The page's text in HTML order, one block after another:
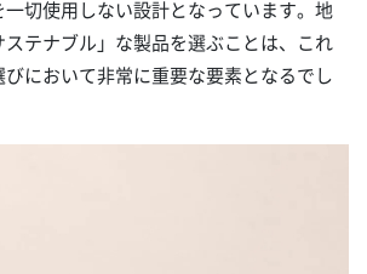
一切使用しない設計となっています。地
テナブル」な製品を選ぶことは、これ
において非常に重要な要素となるでし